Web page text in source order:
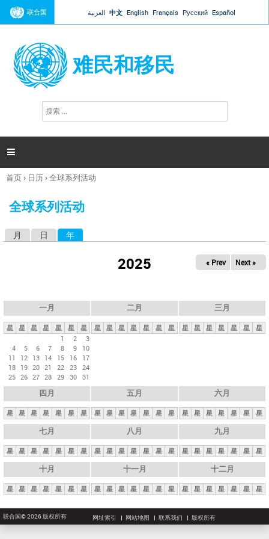
Jump to navigation
联合国 العربية 中文 English Français Русский Español
难民和移民
搜
索

你
这
首页› 日历›全球系列活动
全球系列活动
月 日 年
2025 « Prev Next »
一月
星 星 星 星 星 星
星
1
2
3
4
5 6 7 8 9
10
11
12 13 14 15 16
17
18 19 20 21 22 23 24
25 26 27 28 29 30 31
二月
星 星 星 星 星 星 星
三月
星 星 星 星 星 星 星
四月
星 星 星 星 星 星 星
五月
星 星 星 星 星 星 星
六月
星 星 星 星 星 星 星
七月
星 星 星 星 星 星 星
八月
星 星 星 星 星 星 星
九月
星 星 星 星 星 星 星
十月
星 星 星 星 星 星 星
十一月
星 星 星 星 星 星 星
十二月
星 星 星 星 星 星 星
联合国© 2026 版权所有 网址索引 网站地图 联系我们 版权所有